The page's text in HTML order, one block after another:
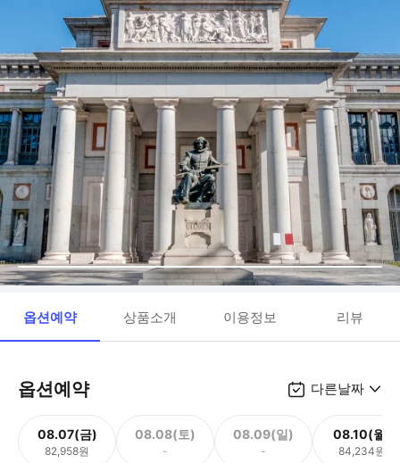
옵션예약 상품소개 이용정보 리뷰
옵션예약 다른날짜
08.07(금)
82,958원
08.08(토)
-
08.09(일)
-
08.10(월)
84,234원